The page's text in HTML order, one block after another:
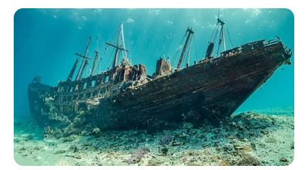
8 Kata Lucu Seputar Malam
Minggu ala Jomblo yang Bikin
Ngenes